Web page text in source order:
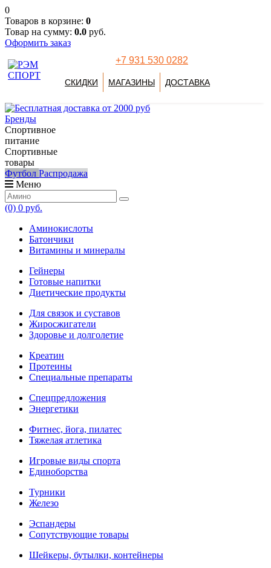
0
Товаров в корзине: 0
Товар на сумму: 0.0 руб.
Оформить заказ
+7 931 530 0282
СКИДКИ МАГАЗИНЫ ДОСТАВКА
Бренды
Спортивное
питание
Спортивные
товары
Футбол Распродажа
Меню
(0) 0 руб.
Аминокислоты
Батончики
Витамины и минералы
Гейнеры
Готовые напитки
Диетические продукты
Для связок и суставов
Жиросжигатели
Здоровье и долголетие
Креатин
Протеины
Специальные препараты
Спецпредложения
Энергетики
Фитнес, йога, пилатес
Тяжелая атлетика
Игровые виды спорта
Единоборства
Турники
Железо
Эспандеры
Сопутствующие товары
Шейкеры, бутылки, контейнеры